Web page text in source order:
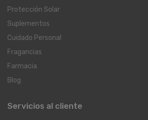
Protección Solar
Suplementos
Cuidado Personal
Fragancias
Farmacia
Blog
Servicios al cliente